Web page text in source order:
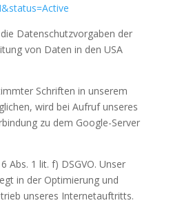
Datenschutzvorgaben der
von Daten in den USA
Schriften in unserem
wird bei Aufruf unseres
zu dem Google-Server
Abs. 1 lit. f) DSGVO. Unser
in der Optimierung und
unseres Internetauftritts.